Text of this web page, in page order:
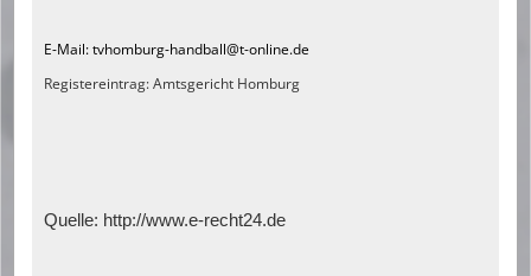
E-Mail: tvhomburg-handball@t-online.de
Registereintrag: Amtsgericht Homburg
Quelle: http://www.e-recht24.de